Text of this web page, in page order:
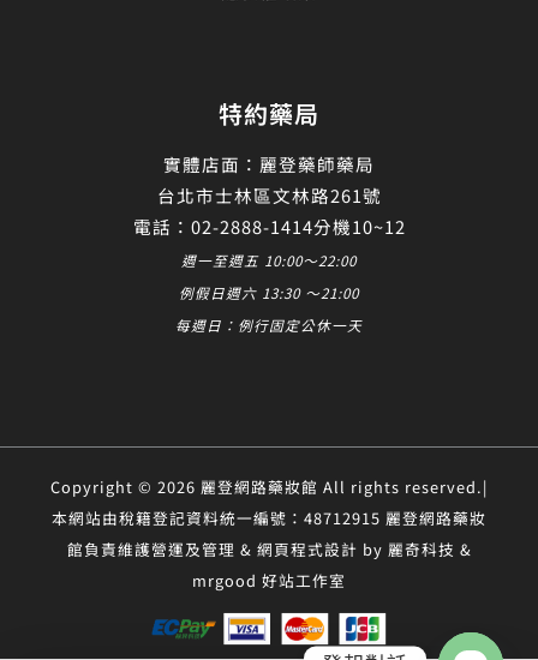
特約藥局
實體店面：麗登藥師藥局
台北市士林區文林路261號
電話：02-2888-1414分機10~12
週一至週五 10:00～22:00
例假日週六 13:30 ～21:00
每週日：例行固定公休一天
Copyright © 2026 麗登網路藥妝館 All rights reserved.|
本網站由稅籍登記資料統一編號：48712915 麗登網路藥妝
館負責維護營運及管理 & 網頁程式設計 by 麗奇科技 &
mrgood 好站工作室